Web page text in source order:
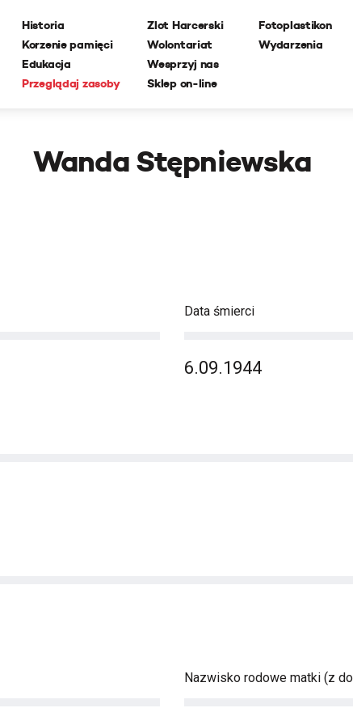
Historia
Korzenie pamięci
Edukacja
Przeglądaj zasoby
Zlot Harcerski
Wolontariat
Wesprzyj nas
Sklep on-line
Fotoplastikon
Wydarzenia
Wanda Stępniewska
Data śmierci
6.09.1944
Nazwisko rodowe matki (z